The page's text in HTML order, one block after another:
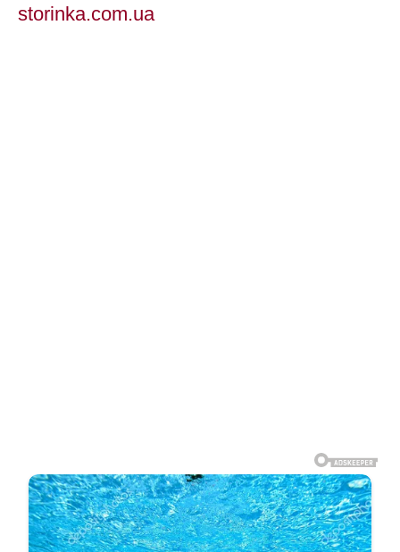
storinka.com.ua